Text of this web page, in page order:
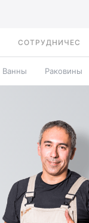
Ванны Раковины